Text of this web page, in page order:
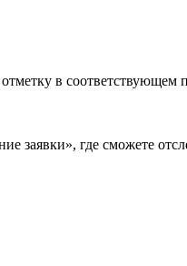
в
заявки», где сможете